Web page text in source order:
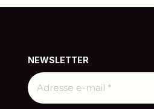
NEWSLETTER